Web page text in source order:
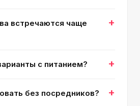
встречаются чаще
+
с питанием? +
без посредников? +